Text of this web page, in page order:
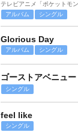
テレビアニメ「ポケットモ
アルバム
シングル
Glorious Day
アルバム シングル
ゴーストアベニュー
シングル
feel like
シングル